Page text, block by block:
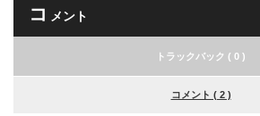
コ メント
トラックバック ( 0 )
コメント ( 2 )